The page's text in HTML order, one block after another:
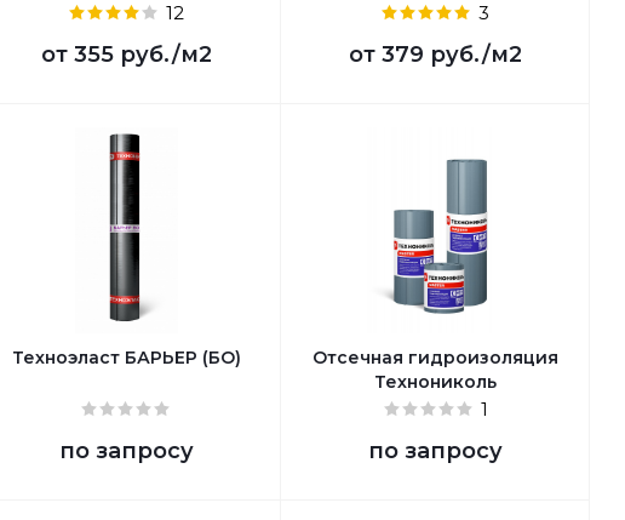
12
от 355 руб./м2
3
от 379 руб./м2
Техноэласт БАРЬЕР (БО)
по запросу
Отсечная гидроизоляция
Технониколь
1
по запросу